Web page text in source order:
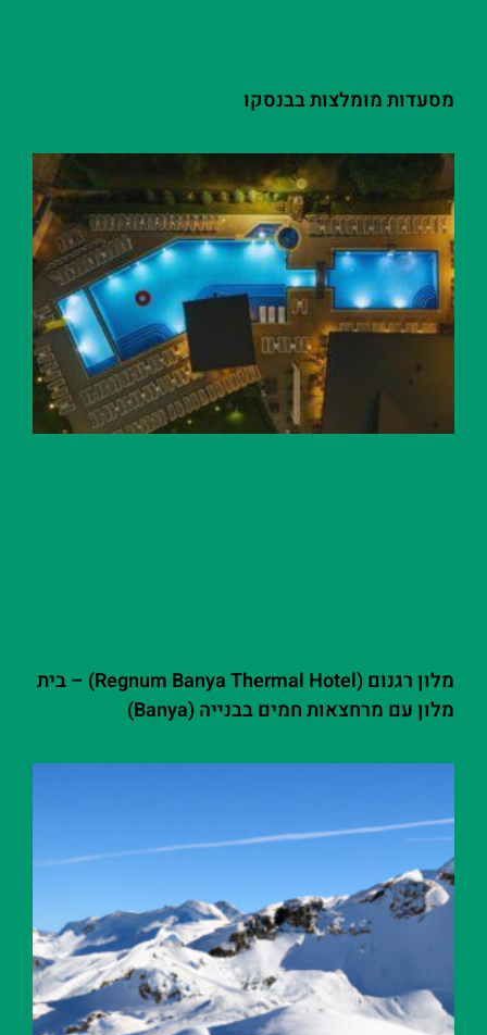
מסעדות מומלצות בבנסקו
מלון רגנום (Regnum Banya Thermal Hotel) – בית
מלון עם מרחצאות חמים בבנייה (Banya)